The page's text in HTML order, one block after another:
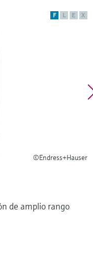
F L E X
©Endress+Hauser
de amplio rango